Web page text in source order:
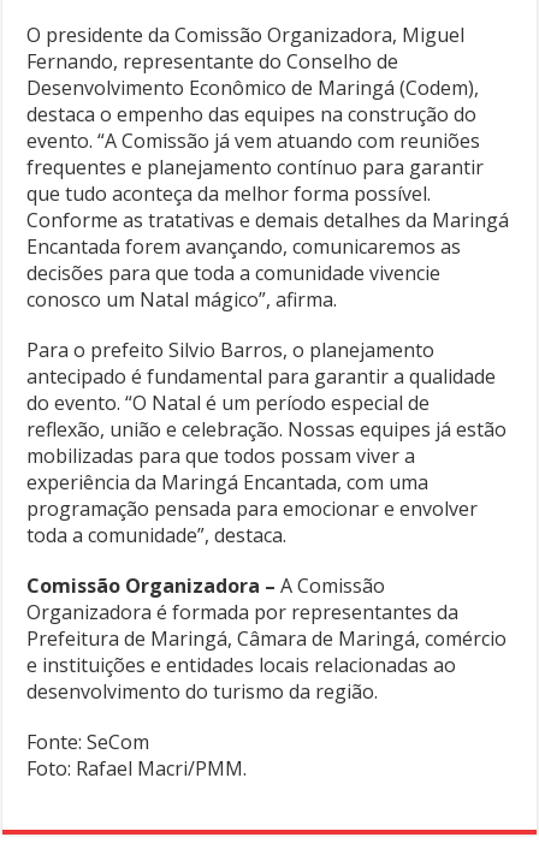
O presidente da Comissão Organizadora, Miguel
Fernando, representante do Conselho de
Desenvolvimento Econômico de Maringá (Codem),
destaca o empenho das equipes na construção do
evento. “A Comissão já vem atuando com reuniões
frequentes e planejamento contínuo para garantir
que tudo aconteça da melhor forma possível.
Conforme as tratativas e demais detalhes da Maringá
Encantada forem avançando, comunicaremos as
decisões para que toda a comunidade vivencie
conosco um Natal mágico”, afirma.
Para o prefeito Silvio Barros, o planejamento
antecipado é fundamental para garantir a qualidade
do evento. “O Natal é um período especial de
reflexão, união e celebração. Nossas equipes já estão
mobilizadas para que todos possam viver a
experiência da Maringá Encantada, com uma
programação pensada para emocionar e envolver
toda a comunidade”, destaca.
Comissão Organizadora – A Comissão
Organizadora é formada por representantes da
Prefeitura de Maringá, Câmara de Maringá, comércio
e instituições e entidades locais relacionadas ao
desenvolvimento do turismo da região.
Fonte: SeCom
Foto: Rafael Macri/PMM.